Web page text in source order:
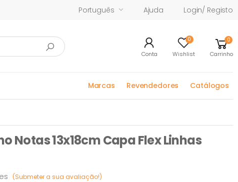
Português Ajuda Login/ Registo
Conta
0
Wishlist
0
Carrinho
Marcas Revendedores Catálogos
Notas 13x18cm Capa Flex Linhas
(Submeter a sua avaliação!)